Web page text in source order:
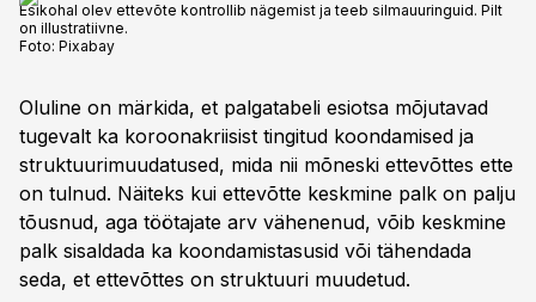
Esikohal olev ettevõte kontrollib nägemist ja teeb silmauuringuid. Pilt
on illustratiivne.
Foto: Pixabay
Oluline on märkida, et palgatabeli esiotsa mõjutavad
tugevalt ka koroonakriisist tingitud koondamised ja
struktuurimuudatused, mida nii mõneski ettevõttes ette
on tulnud. Näiteks kui ettevõtte keskmine palk on palju
tõusnud, aga töötajate arv vähenenud, võib keskmine
palk sisaldada ka koondamistasusid või tähendada
seda, et ettevõttes on struktuuri muudetud.